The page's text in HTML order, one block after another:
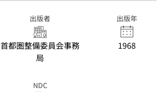
出版者
首都圏整備委員会事務
局
出版年
1968
NDC